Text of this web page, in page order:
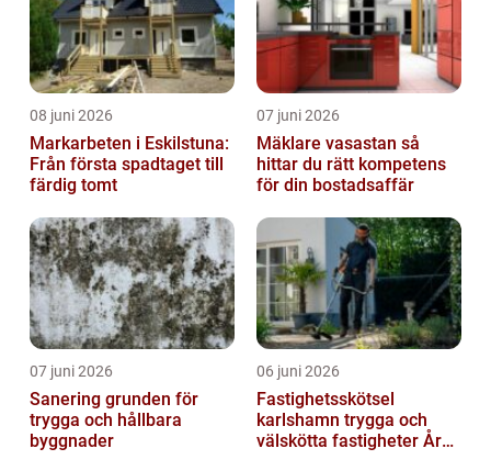
08 juni 2026
Markarbeten i Eskilstuna:
Från första spadtaget till
färdig tomt
07 juni 2026
Mäklare vasastan så
hittar du rätt kompetens
för din bostadsaffär
07 juni 2026
Sanering grunden för
trygga och hållbara
byggnader
06 juni 2026
Fastighetsskötsel
karlshamn trygga och
välskötta fastigheter Året